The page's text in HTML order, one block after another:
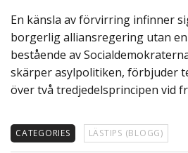
En känsla av förvirring infinner
borgerlig alliansregering utan
bestående av
skärper asylpolitiken, förbjuder
över två tredjedelsprincipen vid
CATEGORIES LÄSTIPS (BLOGG)